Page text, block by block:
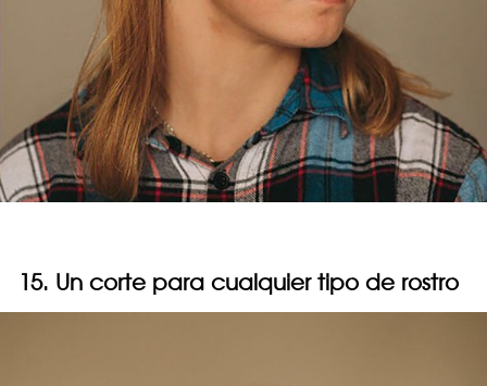
15. Un corte para cualquier tipo de rostro